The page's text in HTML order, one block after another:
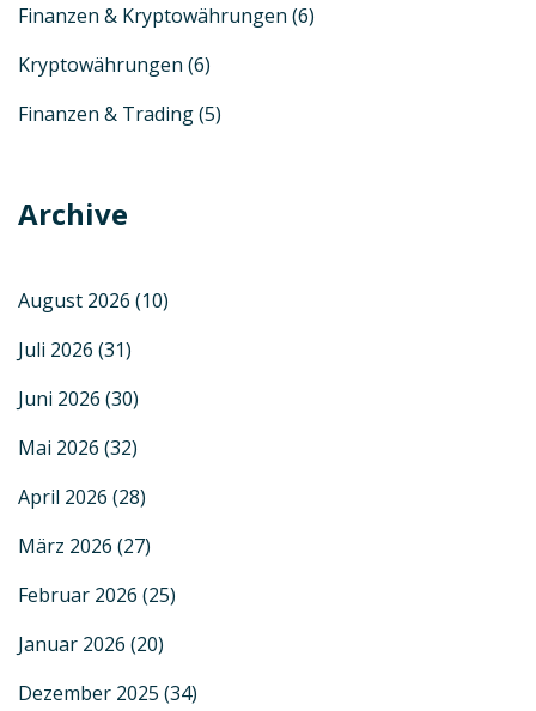
Finanzen & Kryptowährungen (6)
Kryptowährungen (6)
Finanzen & Trading(5)
Archive
August 2026 (10)
Juli 2026 (31)
Juni 2026 (30)
Mai 2026 (32)
April 2026 (28)
März 2026 (27)
Februar 2026 (25)
Januar 2026 (20)
Dezember 2025 (34)